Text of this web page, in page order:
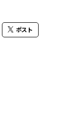
ポスト